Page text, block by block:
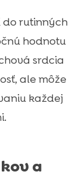
rutinných
hodnotu
srdcia
ale môže
každej
a